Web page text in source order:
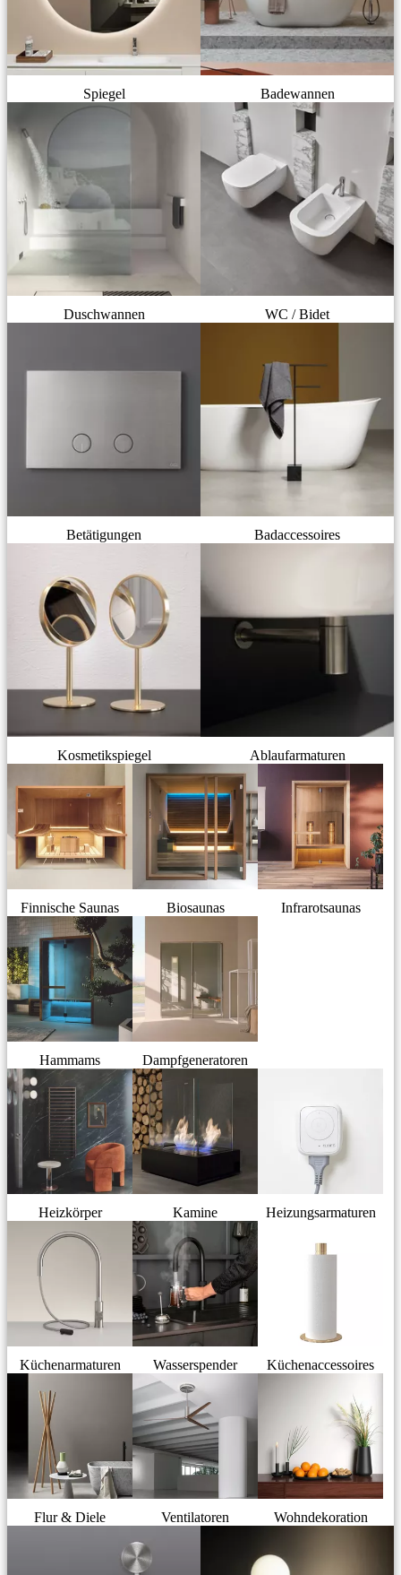
Spiegel Badewannen
Duschwannen WC / Bidet
Betätigungen Badaccessoires
Kosmetikspiegel Ablaufarmaturen
Finnische Saunas Biosaunas Infrarotsaunas
Hammams Dampfgeneratoren
Heizkörper Kamine Heizungsarmaturen
Küchenarmaturen Wasserspender Küchenaccessoires
Flur & Diele Ventilatoren Wohndekoration